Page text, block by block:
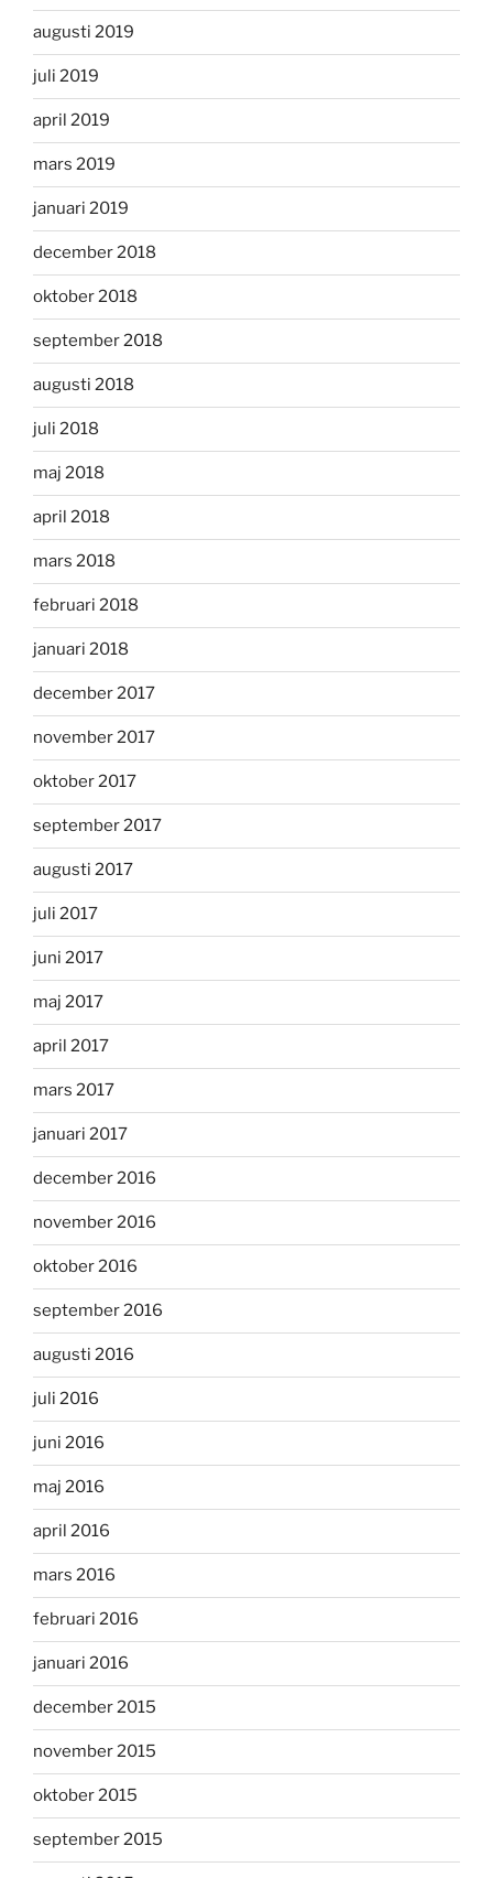
augusti 2019
juli 2019
april 2019
mars 2019
januari 2019
december 2018
oktober 2018
september 2018
augusti 2018
juli 2018
maj 2018
april 2018
mars 2018
februari 2018
januari 2018
december 2017
november 2017
oktober 2017
september 2017
augusti 2017
juli 2017
juni 2017
maj 2017
april 2017
mars 2017
januari 2017
december 2016
november 2016
oktober 2016
september 2016
augusti 2016
juli 2016
juni 2016
maj 2016
april 2016
mars 2016
februari 2016
januari 2016
december 2015
november 2015
oktober 2015
september 2015